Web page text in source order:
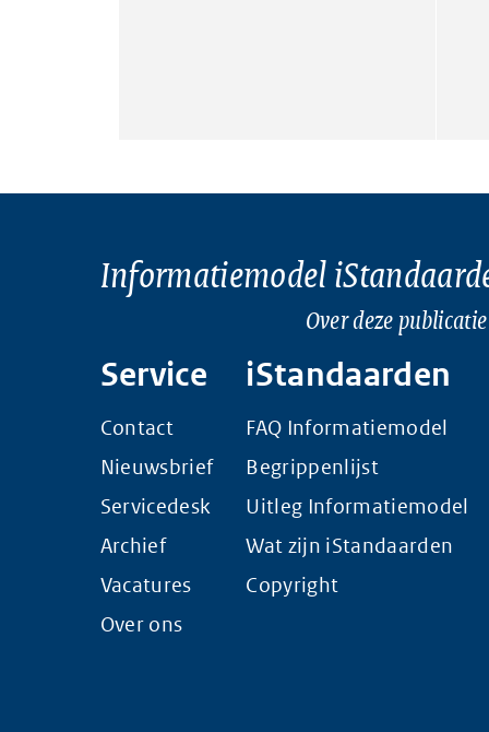
Informatiemodel
Over deze publicatie
Service
Contact
Nieuwsbrief
Servicedesk
Archief
Vacatures
Over ons
iStandaarden
FAQ Informatiemodel
Begrippenlijst
Uitleg Informatiemodel
Wat zijn iStandaarden
Copyright